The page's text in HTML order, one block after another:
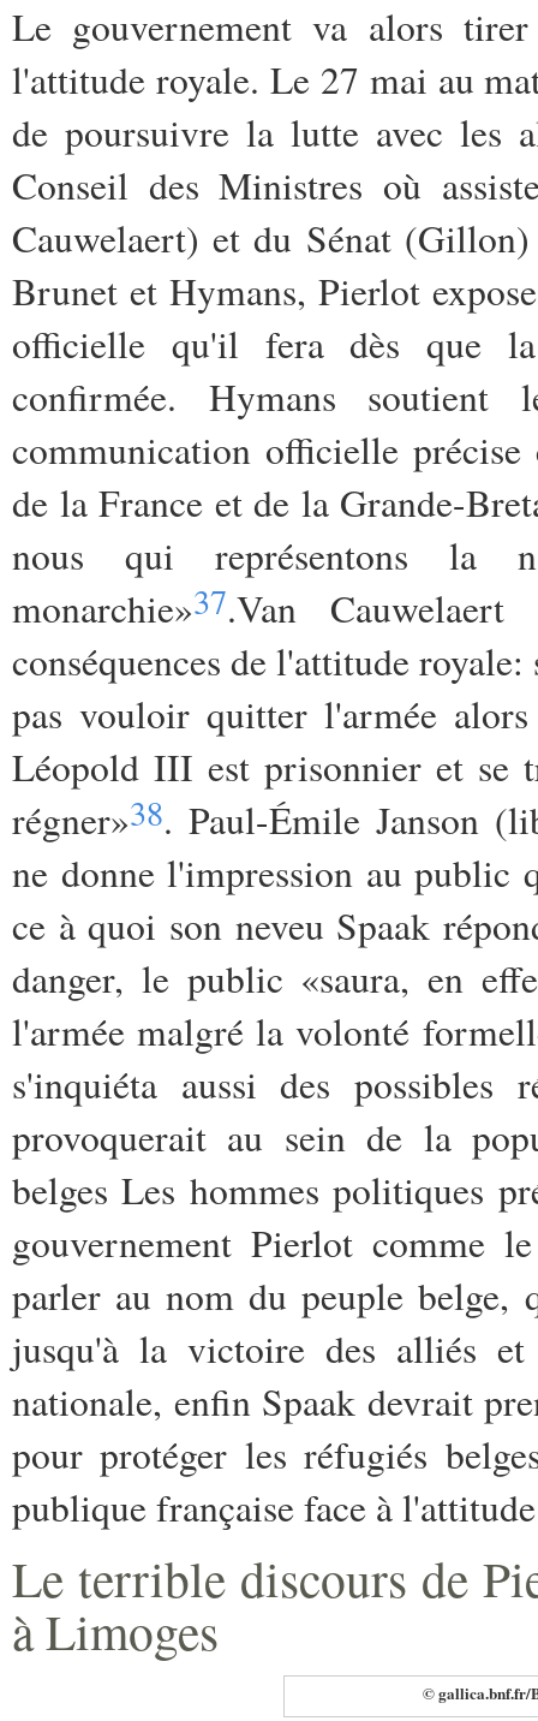
Le gouvernement va alors
l'attitude royale. Le 27 mai au
de poursuivre la lutte avec les
Conseil des Ministres où
Cauwelaert) et du Sénat
Brunet et Hymans, Pierlot
officielle qu'il fera dès que la
confirmée. Hymans
communication officielle
de la France et de la Grande-
nous qui représentons la
monarchie»37.Van
conséquences de l'attitude
pas vouloir quitter l'armée
Léopold III est prisonnier et se
régner»38. Paul-Émile Janson
ne donne l'impression au public
ce à quoi son neveu Spaak
danger, le public «saura, en
l'armée malgré la volonté
s'inquiéta aussi des
provoquerait au sein de la
belges Les hommes politiques
gouvernement Pierlot comme
parler au nom du peuple
jusqu'à la victoire des alliés et
nationale, enfin Spaak devrait
pour protéger les réfugiés
publique française face à
Le terrible discours de
à Limoges
© gallica.bnf.fr/